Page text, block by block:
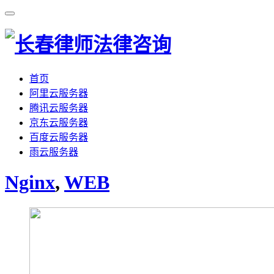
首页
阿里云服务器
腾讯云服务器
京东云服务器
百度云服务器
雨云服务器
Nginx, WEB